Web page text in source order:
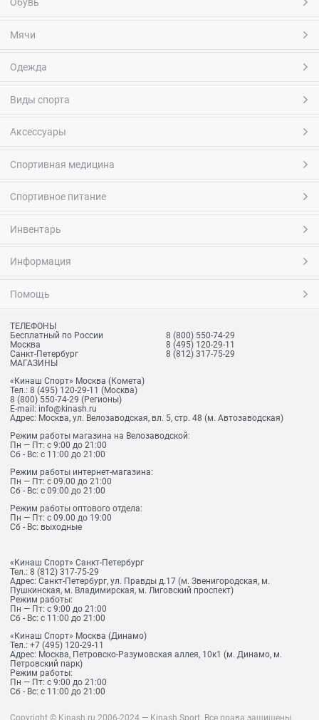
Мячи
Одежда
Виды спорта
Аксессуары
Спортивная медицина
Спортивное питание
Инвентарь
Информация
Помощь
ТЕЛЕФОНЫ
Бесплатный по России
8 (800) 550-74-29
Москва
8 (495) 120-29-11
Санкт-Петербург
8 (812) 317-75-29
МАГАЗИНЫ
«Кинаш Спорт» Москва (Комета)
Тел.: 8 (495) 120-29-11 (Москва)
8 (800) 550-74-29 (Регионы)
E-mail: info@kinash.ru
Адрес: Москва, ул. Велозаводская, вл. 5, стр. 48 (м. Автозаводская)
Режим работы магазина на Велозаводской:
Пн — Пт: с 9:00 до 21:00
Сб - Вс: с 11:00 до 21:00
Режим работы интернет-магазина:
Пн — Пт: с 09.00 до 21:00
Сб - Вс: с 09:00 до 21:00
Режим работы оптового отдела:
Пн — Пт: с 09.00 до 19:00
Сб - Вс: выходные
«Кинаш Спорт» Санкт-Петербург
Тел.: 8 (812) 317-75-29
Адрес: Санкт-Петербург, ул. Правды д.17 (м. Звенигородская, м.
Пушкинская, м. Владимирская, м. Лиговский проспект)
Режим работы:
Пн — Пт: с 9:00 до 21:00
Сб - Вс: с 11:00 до 21:00
«Кинаш Спорт» Москва (Динамо)
Тел.: +7 (495) 120-29-11
Адрес: Москва, Петровско-Разумовская аллея, 10к1 (м. Динамо, м.
Петровский парк)
Режим работы:
Пн — Пт: с 9:00 до 21:00
Сб - Вс: с 11:00 до 21:00
Copyright © Kinash.ru 2006-2024 — Kinash Sport. Все права защищены.